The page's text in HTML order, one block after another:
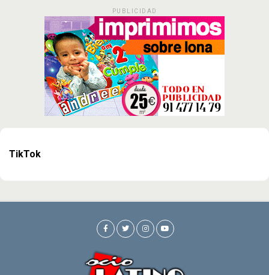
PUBLICIDAD
TikTok